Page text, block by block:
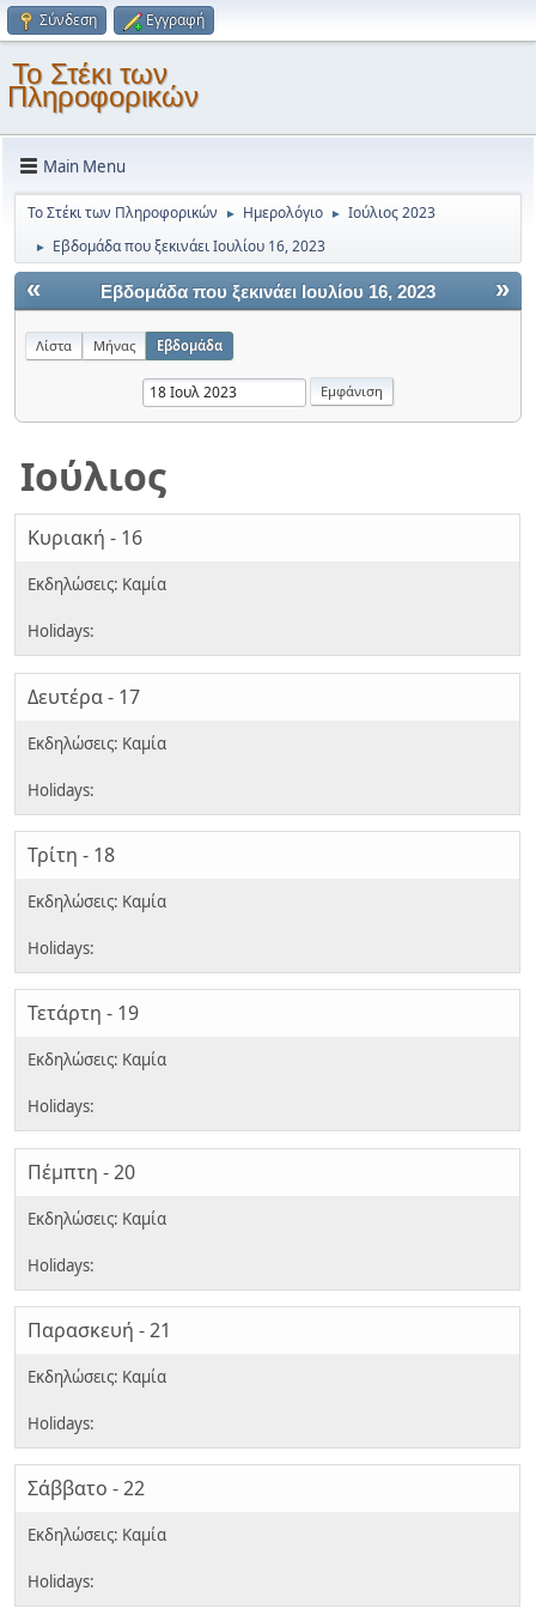
Σύνδεση Εγγραφή
Το Στέκι των
Πληροφορικών
Main Menu
Το Στέκι των Πληροφορικών ► Ημερολόγιο ► Ιούλιος 2023
► Εβδομάδα που ξεκινάει Ιουλίου 16, 2023
« »
Εβδομάδα που ξεκινάει Ιουλίου 16, 2023
Λίστα Μήνας Εβδομάδα
Ιούλιος
Κυριακή - 16
Δευτέρα - 17
Τρίτη - 18
Τετάρτη - 19
Πέμπτη - 20
Παρασκευή - 21
Σάββατο - 22